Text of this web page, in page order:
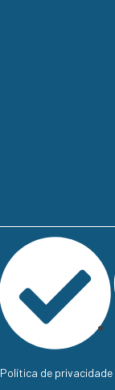
Política de privacidade